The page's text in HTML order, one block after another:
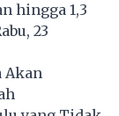
hingga 1,3
23
Akan